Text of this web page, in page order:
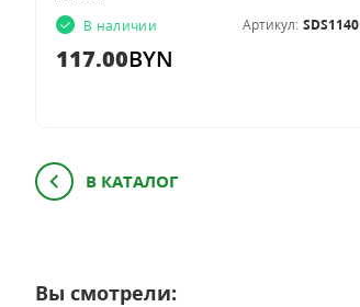
В наличии
Артикул:
117.00BYN
В КАТАЛОГ
Вы смотрели: